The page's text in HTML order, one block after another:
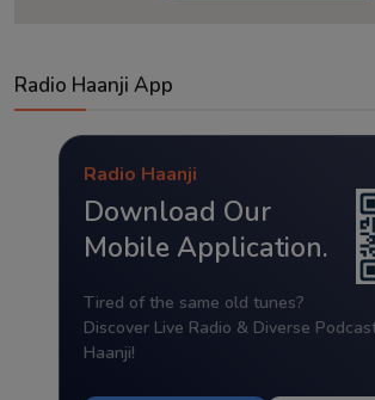
Radio Haanji App
Radio Haanji
Download Our
Mobile Application.
Tired of the same old tunes?
Discover Live Radio & Diverse
Haanji!